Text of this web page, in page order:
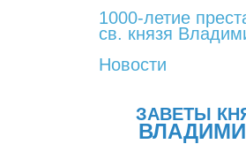
1000-летие
св. князя
Новости
ЗАВЕТЫ